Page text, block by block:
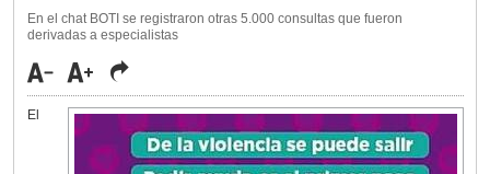
En el chat BOTI se registraron otras 5.000 consultas que fueron
derivadas a especialistas
El